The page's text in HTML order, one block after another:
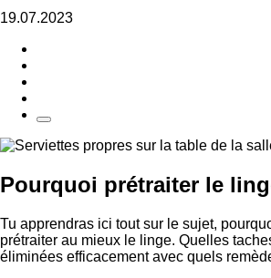
19.07.2023
Pourquoi prétraiter le
Tu apprendras ici tout sur le sujet,
prétraiter au mieux le linge. Quelles
éliminées efficacement avec quels